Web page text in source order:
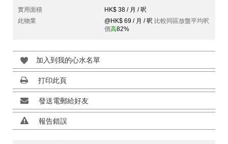
實用面積
HK$ 38 / 月 / 呎
此物業
@HK$ 69 / 月 / 呎 比較同區放盤平均呎
價高82%
加入到我的心水名單
打印此頁
發送電郵給好友
報告錯誤